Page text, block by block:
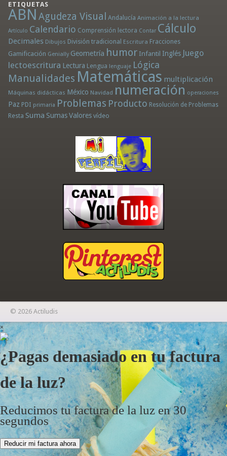
ETIQUETAS
ABN Agudeza Visual Andalucía Animación a la lectura
Artículo Calendario Comprensión lectora Contar Cálculo
Decimales Dibujos División tradicional Escritura Fracciones
Gamificación Genially Geometría humor Infantil Inglés Juego
lectoescritura Lectura Lengua lenguaje Lógica
Manualidades Matemáticas multiplicación
Máquinas didácticas México Navidad numeración operaciones
Paz PDI primaria Problemas Producto Resolución de Problemas
Resta Suma Sumas Valores vídeo
© 2026 Actiludis
×
¿Pagas demasiado en tu factura
de la luz?
Reducimos tu factura de la luz en 30
segundos
Reducir mi factura ahora